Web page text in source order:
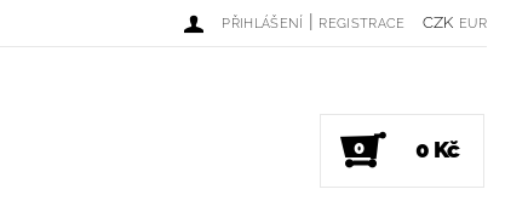
CZK EUR
PŘIHLÁŠENÍ | REGISTRACE
0 0 Kč